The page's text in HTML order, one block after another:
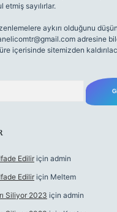
etmiş sayılırlar.
aykırı olduğunu
adresine
içerisinde sitemizden
Edilir için admin
Edilir için Meltem
Siliyor 2023 için admin